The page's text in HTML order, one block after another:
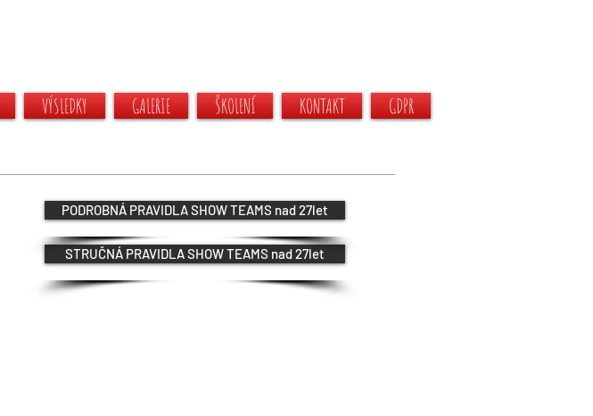
VÝSLEDKY GALERIE ŠKOLENÍ KONTAKT GDPR
STRUČNÁ PRAVIDLA SHOW TEAMS nad 27let
PODROBNÁ PRAVIDLA SHOW TEAMS nad 27let